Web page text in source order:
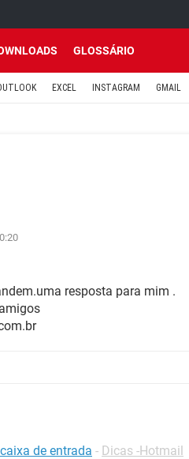
GLOSSÁRIO
EXCEL INSTAGRAM GMAIL
resposta para mim .
de entrada - Dicas -Hotmail